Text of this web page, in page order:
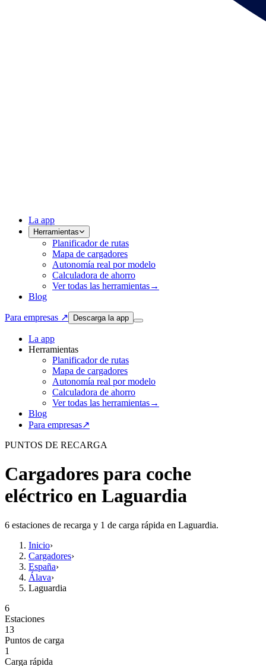
La app
Herramientas
Planificador de rutas
Mapa de cargadores
Autonomía real por modelo
Calculadora de ahorro
Ver todas las herramientas→
Blog
Para empresas ↗ Descarga la app
La app
Herramientas
Planificador de rutas
Mapa de cargadores
Autonomía real por modelo
Calculadora de ahorro
Ver todas las herramientas→
Blog
Para empresas↗
PUNTOS DE RECARGA
Cargadores para coche
eléctrico en Laguardia
6 estaciones de recarga y 1 de carga rápida en Laguardia.
Inicio›
Cargadores›
España›
Álava›
Laguardia
6
Estaciones
13
Puntos de carga
1
Carga rápida